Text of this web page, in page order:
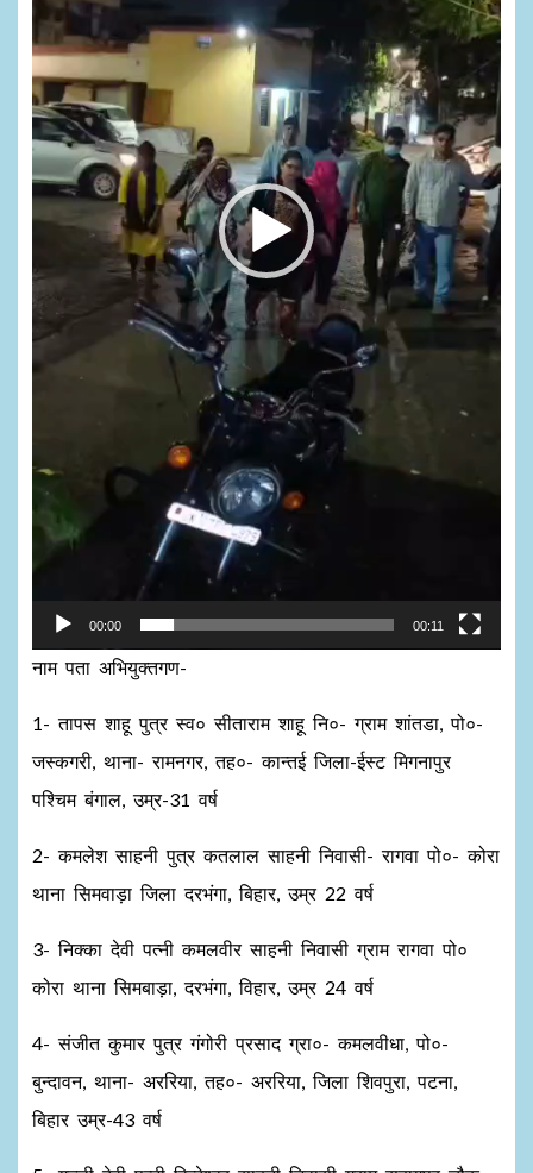
00:00 00:11
नाम पता अभियुक्तगण-
1- तापस शाहू पुत्र स्व० सीताराम शाहू नि०- ग्राम शांतडा, पो०-
जस्कगरी, थाना- रामनगर, तह०- कान्तई जिला-ईस्ट मिगनापुर
पश्चिम बंगाल, उम्र-31 वर्ष
2- कमलेश साहनी पुत्र कतलाल साहनी निवासी- रागवा पो०- कोरा
थाना सिमवाड़ा जिला दरभंगा, बिहार, उम्र 22 वर्ष
3- निक्का देवी पत्नी कमलवीर साहनी निवासी ग्राम रागवा पो०
कोरा थाना सिमबाड़ा, दरभंगा, विहार, उम्र 24 वर्ष
4- संजीत कुमार पुत्र गंगोरी प्रसाद ग्रा०- कमलवीधा, पो०-
बुन्दावन, थाना- अररिया, तह०- अररिया, जिला शिवपुरा, पटना,
बिहार उम्र-43 वर्ष